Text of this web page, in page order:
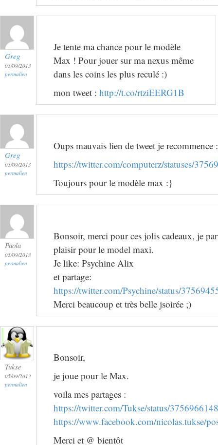
Greg
05/09/2013
permalien
Je tente ma chance pour le modèle
Max ! Pour jouer sur ma nexus même
dans les coins les plus reculé :)
mon tweet : http://t.co/rtziEERG1B
Greg
05/09/2013
permalien
Oups mauvais lien de tweet je recommence :
https://twitter.com/computerz/statuses/
Toujours pour le modèle max :}
Paola
05/09/2013
permalien
Bonsoir, merci pour ces jolis cadeaux, je
plaisir pour le model maxi.
Je like: Psychine Alix
et partage:
https://twitter.com/Psychine/status/
Merci beaucoup et très belle jsoirée ;)
Tukse
05/09/2013
permalien
Bonsoir,
je joue pour le Max.
voila mes partages :
https://twitter.com/Tukse/status/
https://www.facebook.com/nicolas.tukse/
Merci et @ bientôt